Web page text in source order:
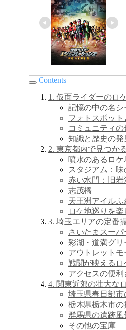
Contents
1. 仮面ライダーのロ
記憶の中の名シ
フォトスポット
コミュニティの
知識と歴史の発
2. 東京都内で見つか
噴水のあるロケ
スタジアム：
赤い水門：旧岩
志茂橋
天王洲アイルふ
ロケ地巡りを
3. 埼玉エリアの定番
さいたまスーパ
彩湖・道満グリ
アウトレットモ
戦闘が映えるロ
アクセスの便利
4. 関東近郊の壮大な
埼玉県春日部市
栃木県栃木市の
群馬県の遺跡風
その他の宝庫